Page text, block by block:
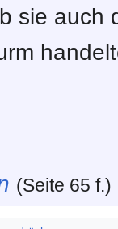
sie auch
(Seite 65 f.)